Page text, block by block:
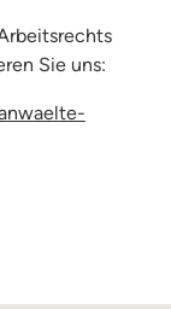
Sie uns: